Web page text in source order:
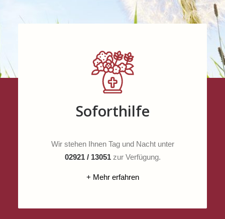
Soforthilfe
Wir stehen Ihnen Tag und Nacht unter
02921 / 13051zur Verfügung.
+ Mehr erfahren